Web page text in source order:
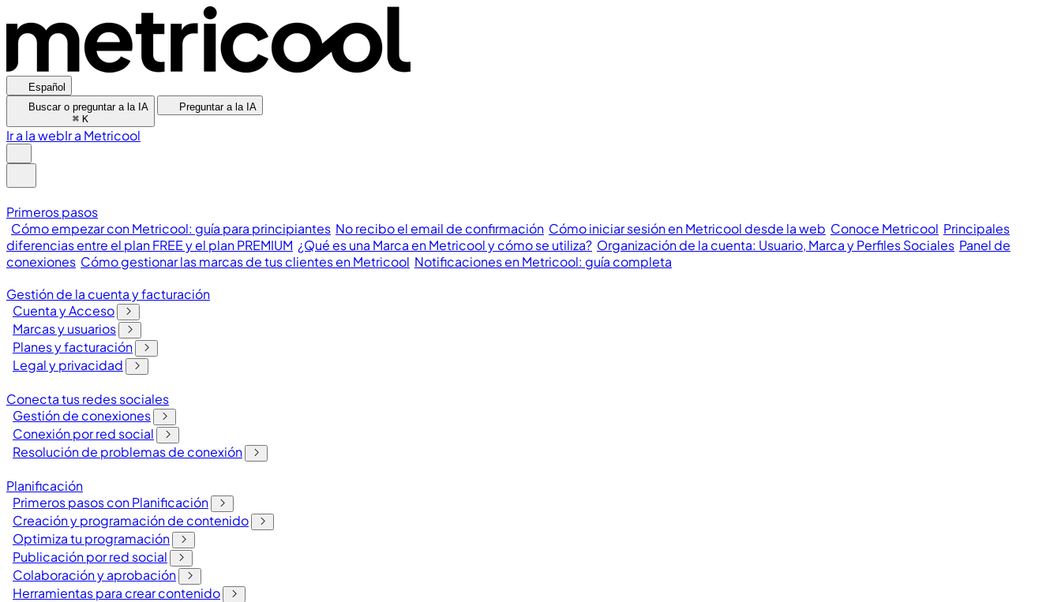
Español
Buscar o preguntar a la IA
⌘ K
Preguntar a la IA
Ir a la webIr a Metricool
Primeros pasos
Cómo empezar con Metricool: guía para principiantes No recibo el email de confirmación Cómo iniciar sesión en Metricool desde la web Conoce Metricool Principales
diferencias entre el plan FREE y el plan PREMIUM ¿Qué es una Marca en Metricool y cómo se utiliza? Organización de la cuenta: Usuario, Marca y Perfiles Sociales Panel de
conexiones Cómo gestionar las marcas de tus clientes en Metricool Notificaciones en Metricool: guía completa
Gestión de la cuenta y facturación
Cuenta y Acceso
Marcas y usuarios
Planes y facturación
Legal y privacidad
Conecta tus redes sociales
Gestión de conexiones
Conexión por red social
Resolución de problemas de conexión
Planificación
Primeros pasos con Planificación
Creación y programación de contenido
Optimiza tu programación
Publicación por red social
Colaboración y aprobación
Herramientas para crear contenido